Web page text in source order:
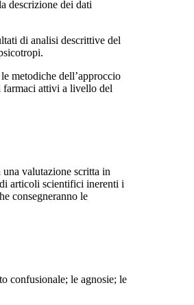
descrizione dei dati
di analisi descrittive del
metodiche dell’approccio
farmaci attivi a livello del
una valutazione scritta in
articoli scientifici inerenti i
consegneranno le
confusionale; le agnosie; le